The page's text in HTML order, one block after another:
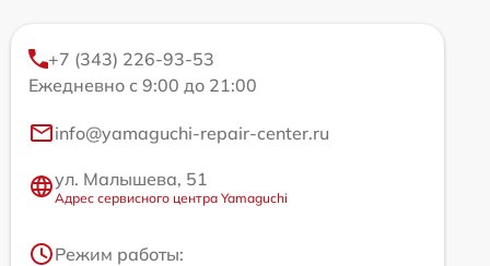
+7 (343) 226-93-53
Ежедневно с 9:00 до 21:00
info@yamaguchi-repair-center.ru
ул. Малышева, 51
Адрес сервисного центра Yamaguchi
Режим работы: